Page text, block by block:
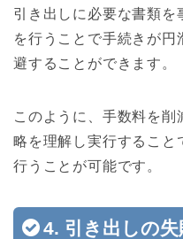
引き出しに必要な書類を
を行うことで手続きが円
避することができます。
このように、手数料を
略を理解し実行すること
行うことが可能です。
4. 引き出しの